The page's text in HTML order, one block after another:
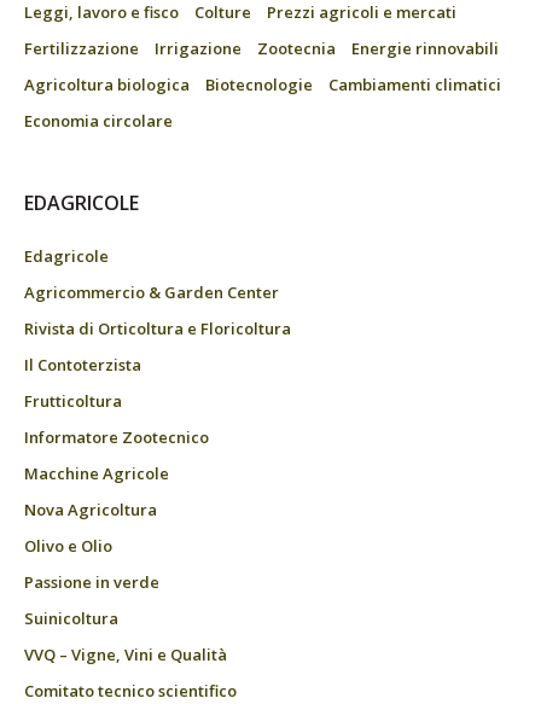
Leggi, lavoro e fisco
Colture
Prezzi agricoli e mercati
Fertilizzazione
Irrigazione Zootecnia
Energie rinnovabili
Agricoltura biologica
Biotecnologie
Cambiamenti climatici
Economia circolare
EDAGRICOLE
Edagricole
Agricommercio & Garden Center
Rivista di Orticoltura e Floricoltura
Il Contoterzista
Frutticoltura
Informatore Zootecnico
Macchine Agricole
Nova Agricoltura
Olivo e Olio
Passione in verde
Suinicoltura
VVQ – Vigne, Vini e Qualità
Comitato tecnico scientifico